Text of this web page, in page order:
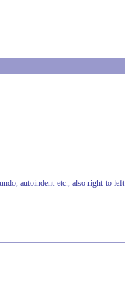
autoindent etc., also right to left